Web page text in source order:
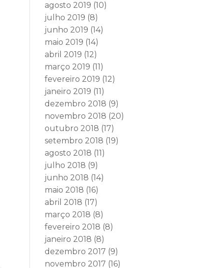
agosto 2019 (10)
julho 2019 (8)
junho 2019 (14)
maio 2019 (14)
abril 2019 (12)
março 2019 (11)
fevereiro 2019 (12)
janeiro 2019 (11)
dezembro 2018 (9)
novembro 2018 (20)
outubro 2018 (17)
setembro 2018 (19)
agosto 2018 (11)
julho 2018 (9)
junho 2018 (14)
maio 2018 (16)
abril 2018 (17)
março 2018 (8)
fevereiro 2018 (8)
janeiro 2018 (8)
dezembro 2017 (9)
novembro 2017 (16)